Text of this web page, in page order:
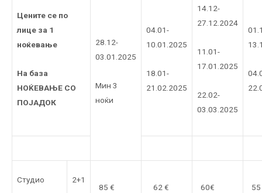
Цените се по
лице за 1
ноќевање
На база
НОЌЕВАЊЕ СО
ПОЈАДОК
28.12-
03.01.2025
Мин 3
ноќи
04.01-
10.01.2025
18.01-
21.02.2025
14.12-
27.12.2024
11.01-
17.01.2025
22.02-
03.03.2025
Студио
2+1
85 €
62 € 60€